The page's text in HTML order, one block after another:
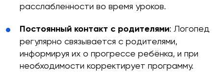
расслабленности во время уроков.
Постоянный контакт с родителями: Логопед
регулярно связывается с родителями,
информируя их о прогрессе ребёнка, и при
необходимости корректирует программу.